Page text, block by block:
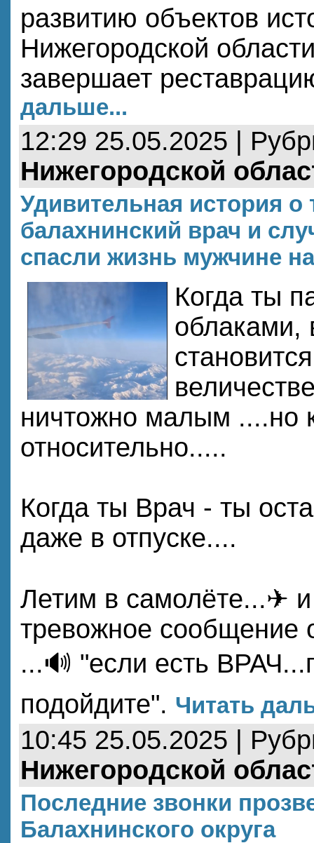
развитию объектов
Нижегородской
завершает
дальше...
12:29 25.05.2025 |
Нижегородской
Удивительная история о
балахнинский врач и
спасли жизнь мужчине
Когда ты
облаками,
ничтожно малым ....но
относительно.....
Когда ты Врач - ты
даже в отпуске....
Летим в самолёте...✈ и
тревожное сообщение
...🔊 "если есть
подойдите". Читать
10:45 25.05.2025 |
Нижегородской
Последние звонки
Балахнинского округа